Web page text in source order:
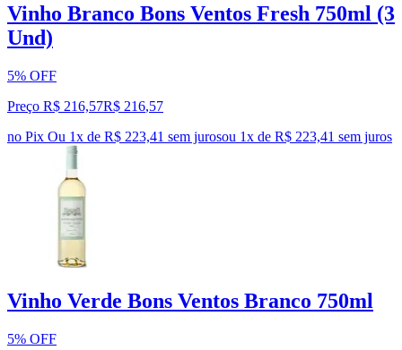
Vinho Branco Bons Ventos Fresh 750ml (3
Und)
5% OFF
Preço R$ 216,57R$ 216,57
no Pix Ou 1x de R$ 223,41 sem jurosou 1x de R$ 223,41 sem juros
Vinho Verde Bons Ventos Branco 750ml
5% OFF